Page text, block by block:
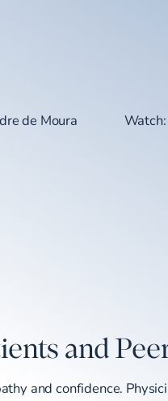
de Moura
and
and confidence.